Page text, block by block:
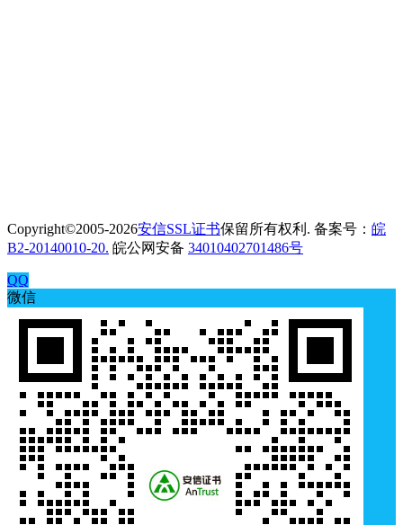
Copyright©2005-2026安信SSL证书保留所有权利. 备案号： 皖
B2-20140010-20. 皖公网安备 34010402701486号
QQ
微信